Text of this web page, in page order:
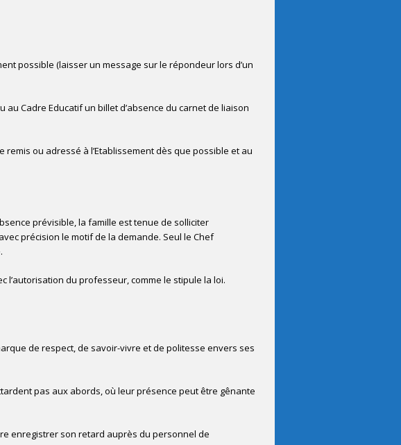
possible (laisser un message sur le répondeur lors d’un
Cadre Educatif un billet d’absence du carnet de liaison
ou adressé à l’Etablissement dès que possible et au
prévisible, la famille est tenue de solliciter
précision le motif de la demande. Seul le Chef
l’autorisation du professeur, comme le stipule la loi.
de respect, de savoir-vivre et de politesse envers ses
pas aux abords, où leur présence peut être gênante
enregistrer son retard auprès du personnel de